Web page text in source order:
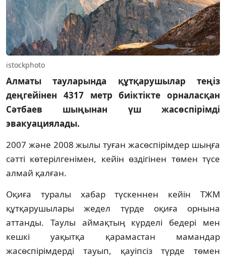
istockphoto
Алматы тауларында құтқарушылар теңіз
деңгейінен 4317 метр биіктікте орналасқан
Сәтбаев шыңынан үш жасөспірімді
эвакуациялады.
2007 және 2008 жылы туған жасөспірімдер шыңға
сәтті көтерілгенімен, кейін өздігінен төмен түсе
алмай қалған.
Оқиға туралы хабар түскеннен кейін ТЖМ
құтқарушылары жедел түрде оқиға орнына
аттанды. Таулы аймақтың күрделі бедері мен
кешкі уақытқа қарамастан мамандар
жасөспірімдерді тауып, қауіпсіз түрде төмен